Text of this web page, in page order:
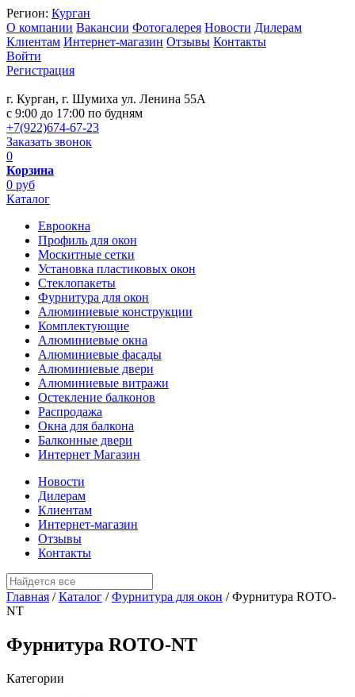
Регион: Курган
О компании Вакансии Фотогалерея Новости Дилерам
Клиентам Интернет-магазин Отзывы Контакты
Войти
Регистрация
г. Курган, г. Шумиха ул. Ленина 55А
c 9:00 до 17:00 по будням
+7(922)674-67-23
Заказать звонок
0
Корзина
0 руб
Каталог
Евроокна
Профиль для окон
Москитные сетки
Установка пластиковых окон
Стеклопакеты
Фурнитура для окон
Алюминиевые конструкции
Комплектующие
Алюминиевые окна
Алюминиевые фасады
Алюминиевые двери
Алюминиевые витражи
Остекление балконов
Распродажа
Окна для балкона
Балконные двери
Интернет Магазин
Новости
Дилерам
Клиентам
Интернет-магазин
Отзывы
Контакты
Главная / Каталог / Фурнитура для окон /Фурнитура ROTO-
NT
Фурнитура ROTO-NT
Категории